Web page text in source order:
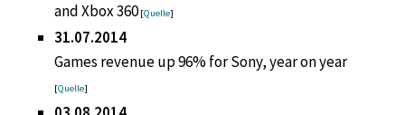
and Xbox 360[Quelle]
31.07.2014
Games revenue up 96% for Sony, year on year
[Quelle]